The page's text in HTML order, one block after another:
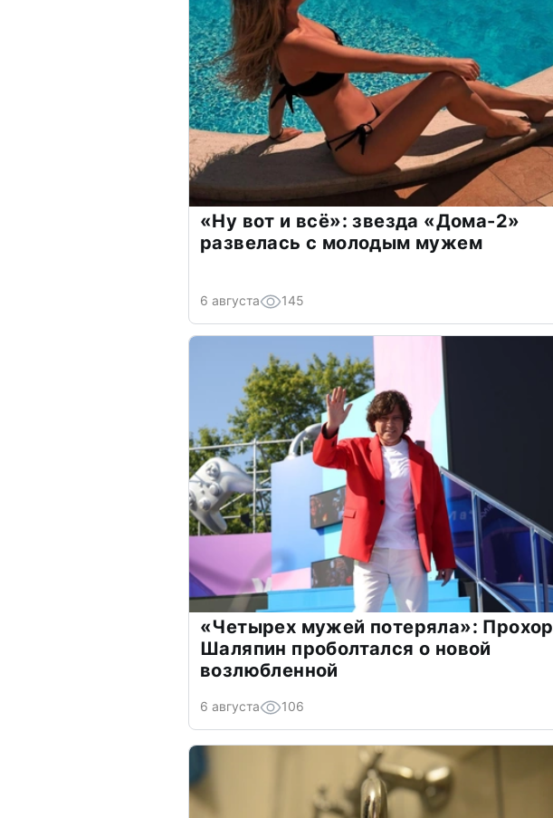
«Ну вот и всё»: звезда «Дома-2»
развелась с молодым мужем
6 августа 145
«Четырех мужей потеряла»: Прохор
Шаляпин проболтался о новой
возлюбленной
6 августа 106